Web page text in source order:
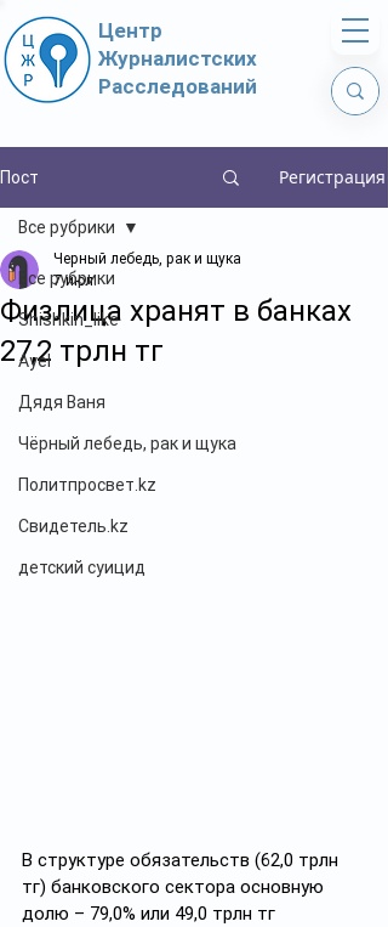
Центр
Журналистских
Расследований
Пост Регистрация
Все рубрики
Shishkin_like
Ayel
Дядя Ваня
Чёрный лебедь, рак и щука
Политпросвет.kz
Свидетель.kz
детский суицид
Все рубрики
Физлица хранят в банках
27,2 трлн тг
Черный лебедь, рак и щука
7 июл.
В структуре обязательств (62,0 трлн
тг) банковского сектора основную
долю – 79,0% или 49,0 трлн тг